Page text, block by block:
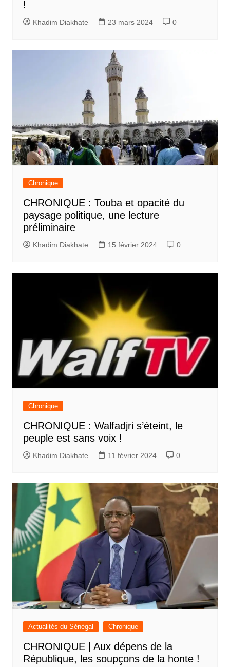
!
Khadim Diakhate 23 mars 2024 0
Chronique
CHRONIQUE : Touba et opacité du
paysage politique, une lecture
préliminaire
Khadim Diakhate 15 février 2024 0
Chronique
CHRONIQUE : Walfadjri s’éteint, le
peuple est sans voix !
Khadim Diakhate 11 février 2024 0
Actualités du Sénégal Chronique
CHRONIQUE | Aux dépens de la
République, les soupçons de la honte !